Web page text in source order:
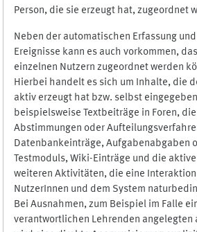
Person, die sie erzeugt hat, zugeordnet
Neben der automatischen Erfassung
Ereignisse kann es auch vorkommen,
einzelnen Nutzern zugeordnet werden
Hierbei handelt es sich um Inhalte, die
aktiv erzeugt hat bzw. selbst
beispielsweise Textbeiträge in Foren,
Abstimmungen oder
Datenbankeinträge, Aufgabenabgaben
Testmoduls, Wiki-Einträge und die
weiteren Aktivitäten, die eine
NutzerInnen und dem System
Bei Ausnahmen, zum Beispiel im Falle
verantwortlichen Lehrenden angelegten